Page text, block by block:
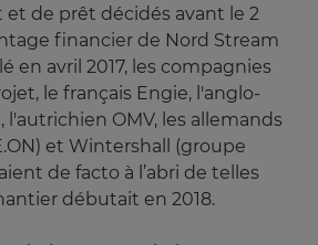
de prêt décidés avant le 2
financier de Nord Stream
en avril 2017, les compagnies
le français Engie, l'anglo-
l'autrichien OMV, les allemands
et Wintershall (groupe
de facto à l’abri de telles
débutait en 2018.